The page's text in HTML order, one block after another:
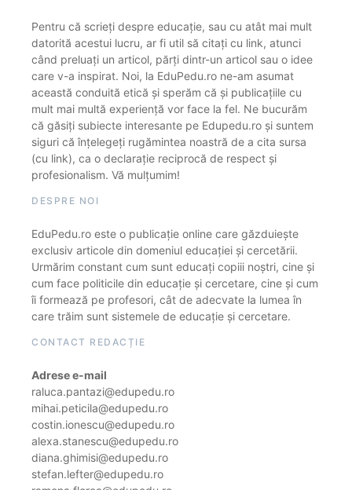
Pentru că scrieți despre educație, sau cu atât mai mult
datorită acestui lucru, ar fi util să citați cu link, atunci
când preluați un articol, părți dintr-un articol sau o idee
care v-a inspirat. Noi, la EduPedu.ro ne-am asumat
această conduită etică și sperăm că și publicațiile cu
mult mai multă experiență vor face la fel. Ne bucurăm
că găsiți subiecte interesante pe Edupedu.ro și suntem
siguri că înțelegeți rugămintea noastră de a cita sursa
(cu link), ca o declarație reciprocă de respect și
profesionalism. Vă mulțumim!
DESPRE NOI
EduPedu.ro este o publicație online care găzduiește
exclusiv articole din domeniul educației și cercetării.
Urmărim constant cum sunt educați copiii noștri, cine și
cum face politicile din educație și cercetare, cine și cum
îi formează pe profesori, cât de adecvate la lumea în
care trăim sunt sistemele de educație și cercetare.
CONTACT REDACȚIE
Adrese e-mail
raluca.pantazi@edupedu.ro
mihai.peticila@edupedu.ro
costin.ionescu@edupedu.ro
alexa.stanescu@edupedu.ro
diana.ghimisi@edupedu.ro
stefan.lefter@edupedu.ro